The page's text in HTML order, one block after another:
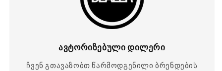
ავტორიზებული დილერი
ჩვენ გთავაზობთ წარმოდგენილი ბრენდების